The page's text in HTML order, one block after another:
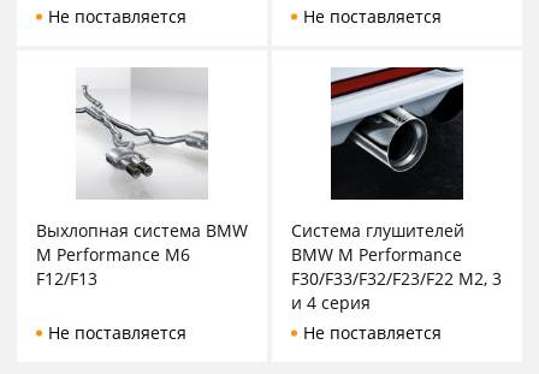
Не поставляется
Не поставляется
Выхлопная система BMW
M Performance M6
F12/F13
Не поставляется
Система глушителей
BMW M Performance
F30/F33/F32/F23/F22 M2, 3
и 4 серия
Не поставляется